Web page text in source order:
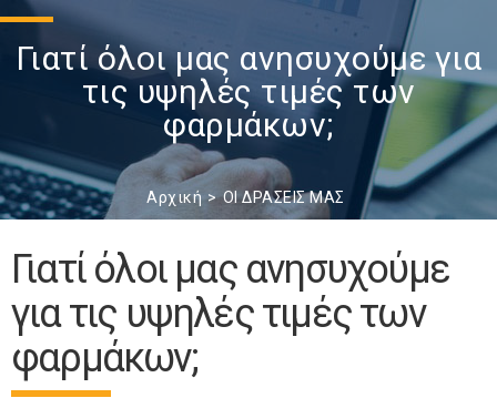
Γιατί όλοι μας ανησυχούμε για
τις υψηλές τιμές των
φαρμάκων;
Αρχική ΟΙ ΔΡΑΣΕΙΣ ΜΑΣ
Γιατί όλοι μας ανησυχούμε
για τις υψηλές τιμές των
φαρμάκων;